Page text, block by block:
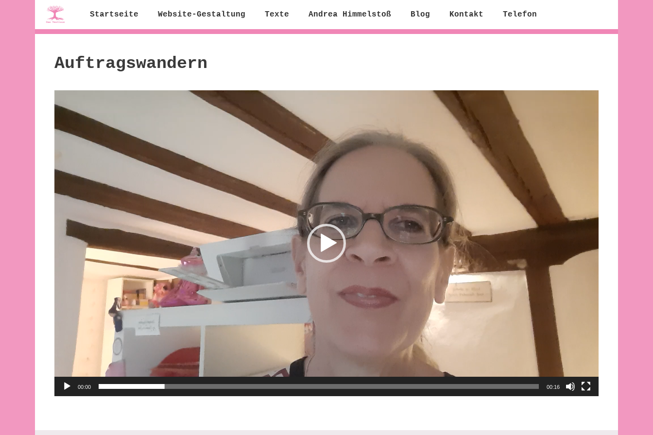
Startseite Website-Gestaltung Texte Andrea Himmelstoß Blog Kontakt Telefon
Auftragswandern
Player
00:00 00:16